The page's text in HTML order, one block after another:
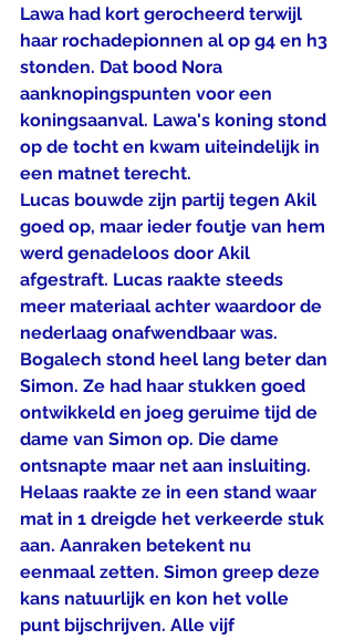
Lawa had kort gerocheerd terwijl
haar rochadepionnen al op g4 en h3
stonden. Dat bood Nora
aanknopingspunten voor een
koningsaanval. Lawa's koning stond
op de tocht en kwam uiteindelijk in
een matnet terecht.
Lucas bouwde zijn partij tegen Akil
goed op, maar ieder foutje van hem
werd genadeloos door Akil
afgestraft. Lucas raakte steeds
meer materiaal achter waardoor de
nederlaag onafwendbaar was.
Bogalech stond heel lang beter dan
Simon. Ze had haar stukken goed
ontwikkeld en joeg geruime tijd de
dame van Simon op. Die dame
ontsnapte maar net aan insluiting.
Helaas raakte ze in een stand waar
mat in 1 dreigde het verkeerde stuk
aan. Aanraken betekent nu
eenmaal zetten. Simon greep deze
kans natuurlijk en kon het volle
punt bijschrijven. Alle vijf